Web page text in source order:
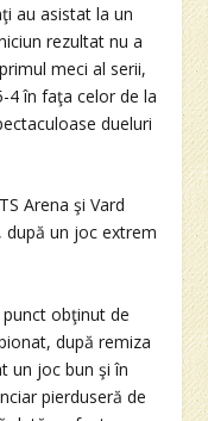
au asistat la un
rezultat nu a
meci al serii,
4 în faţa celor de la
dueluri
Arena şi Vard
după un joc extrem
obţinut de
după remiza
un joc bun şi în
pierduseră de